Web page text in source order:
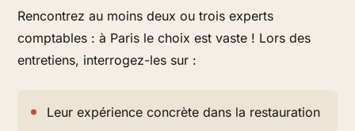
Rencontrez au moins deux ou trois experts
comptables : à Paris le choix est vaste ! Lors des
entretiens, interrogez-les sur :
Leur expérience concrète dans la restauration